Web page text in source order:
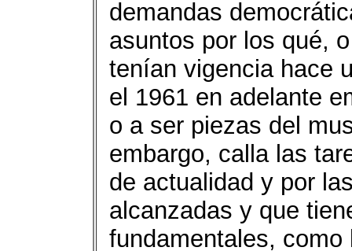
demandas
asuntos por los qué,
tenían vigencia hace
el 1961 en adelante
o a ser piezas del
embargo, calla las
de actualidad y por
alcanzadas y que
fundamentales,